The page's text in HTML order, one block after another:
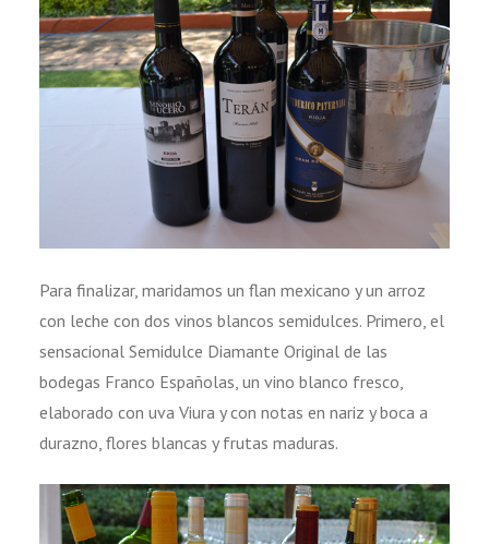
Para finalizar, maridamos un flan mexicano y un arroz
con leche con dos vinos blancos semidulces. Primero, el
sensacional Semidulce Diamante Original de las
bodegas Franco Españolas, un vino blanco fresco,
elaborado con uva Viura y con notas en nariz y boca a
durazno, flores blancas y frutas maduras.